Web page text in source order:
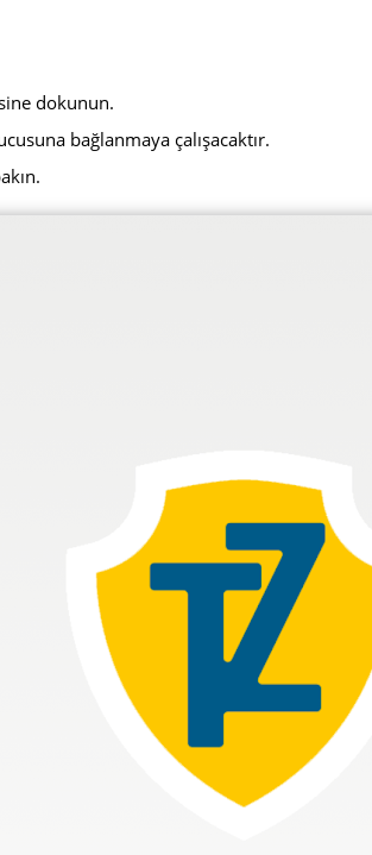
dokunun.
bağlanmaya çalışacaktır.